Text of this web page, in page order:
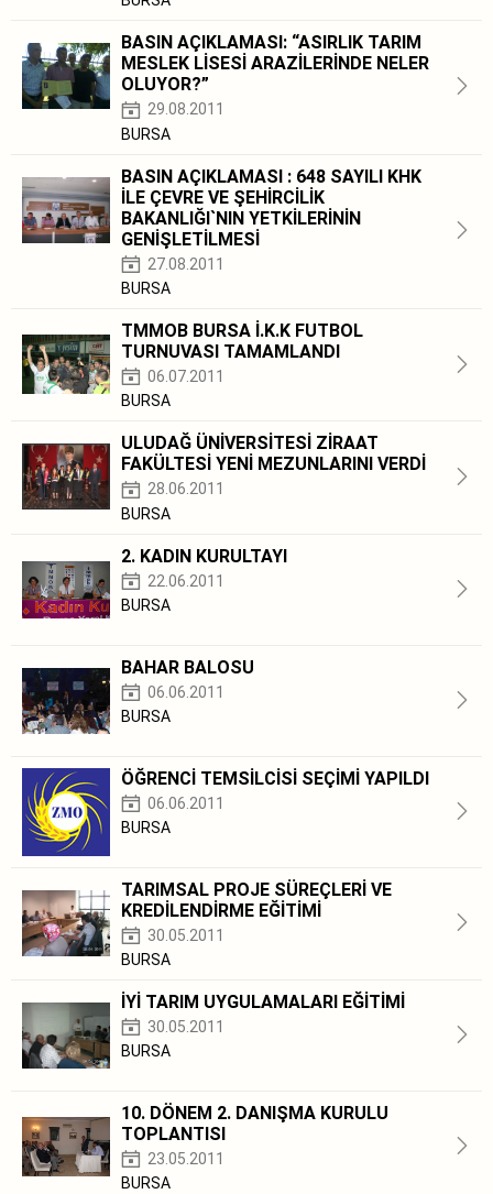
BASIN AÇIKLAMASI: “ASIRLIK TARIM
MESLEK LİSESİ ARAZİLERİNDE NELER
OLUYOR?”
29.08.2011
BURSA
BASIN AÇIKLAMASI : 648 SAYILI KHK
İLE ÇEVRE VE ŞEHİRCİLİK
BAKANLIĞI`NIN YETKİLERİNİN
GENİŞLETİLMESİ
27.08.2011
BURSA
TMMOB BURSA İ.K.K FUTBOL
TURNUVASI TAMAMLANDI
06.07.2011
BURSA
ULUDAĞ ÜNİVERSİTESİ ZİRAAT
FAKÜLTESİ YENİ MEZUNLARINI VERDİ
28.06.2011
BURSA
2. KADIN KURULTAYI
22.06.2011
BURSA
BAHAR BALOSU
06.06.2011
BURSA
ÖĞRENCİ TEMSİLCİSİ SEÇİMİ YAPILDI
06.06.2011
BURSA
TARIMSAL PROJE SÜREÇLERİ VE
KREDİLENDİRME EĞİTİMİ
30.05.2011
BURSA
İYİ TARIM UYGULAMALARI EĞİTİMİ
30.05.2011
BURSA
10. DÖNEM 2. DANIŞMA KURULU
TOPLANTISI
23.05.2011
BURSA